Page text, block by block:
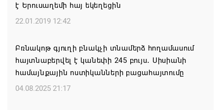
06.08.2026 17:52
է Երուսաղեմի հայ եկեղեցին
22.01.2019 12:42
Բռնակոթ գյուղի բնակչի տնամերձ հողամասում
հայտնաբերվել է կանեփի 245 բույս․ Սիսիանի
համայնքային ոստիկանների բացահայտումը
04.08.2025 21:17